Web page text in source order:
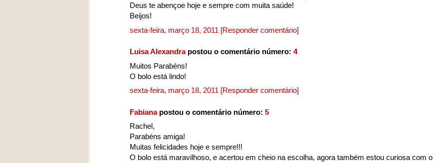
Deus te abençoe hoje e sempre com muita saúde!
Beijos!
sexta-feira, março 18, 2011 [Responder comentário]
Luisa Alexandrapostou o comentário número: 4
Muitos Parabéns!
O bolo está lindo!
sexta-feira, março 18, 2011 [Responder comentário]
Fabianapostou o comentário número: 5
Rachel,
Parabéns amiga!
Muitas felicidades hoje e sempre!!!
O bolo está maravilhoso, e acertou em cheio na escolha, agora também estou curiosa com o